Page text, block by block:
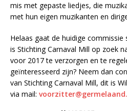
mis met gepaste liedjes, die
met hun eigen muzikanten en
Helaas gaat de huidige
is Stichting Carnaval Mill op zoek
voor 2017 te verzorgen en te
geïnteresseerd zijn? Neem dan
van Stichting Carnaval Mill, dit is
via mail: